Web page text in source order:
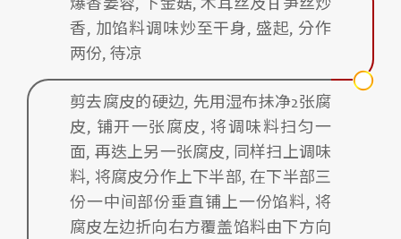
爆香姜蓉, 下金菇, 木耳丝及甘笋丝炒
香, 加馅料调味炒至干身, 盛起, 分作
两份, 待凉
剪去腐皮的硬边, 先用湿布抺净2张腐
皮, 铺开一张腐皮, 将调味料扫匀一
面, 再迭上另一张腐皮, 同样扫上调味
料, 将腐皮分作上下半部, 在下半部三
份一中间部份垂直铺上一份馅料, 将
腐皮左边折向右方覆盖馅料由下方向